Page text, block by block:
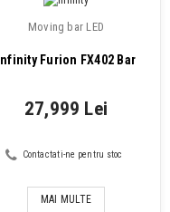
Moving bar LED
Infinity Furion FX402 Bar
27,999 Lei
Contactati-ne pentru stoc
MAI MULTE